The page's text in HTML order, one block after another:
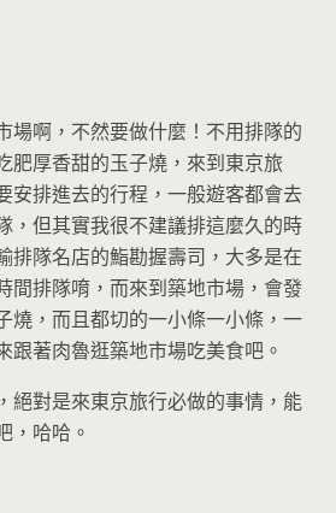
場啊，不然要做什麼！不用排隊的
肥厚香甜的玉子燒，來到東京旅
安排進去的行程，一般遊客都會去
，但其實我很不建議排這麼久的時
排隊名店的鮨勘握壽司，大多是在
間排隊唷，而來到築地市場，會發
燒，而且都切的一小條一小條，一
跟著肉魯逛築地市場吃美食吧。
絕對是來東京旅行必做的事情，能
，哈哈。